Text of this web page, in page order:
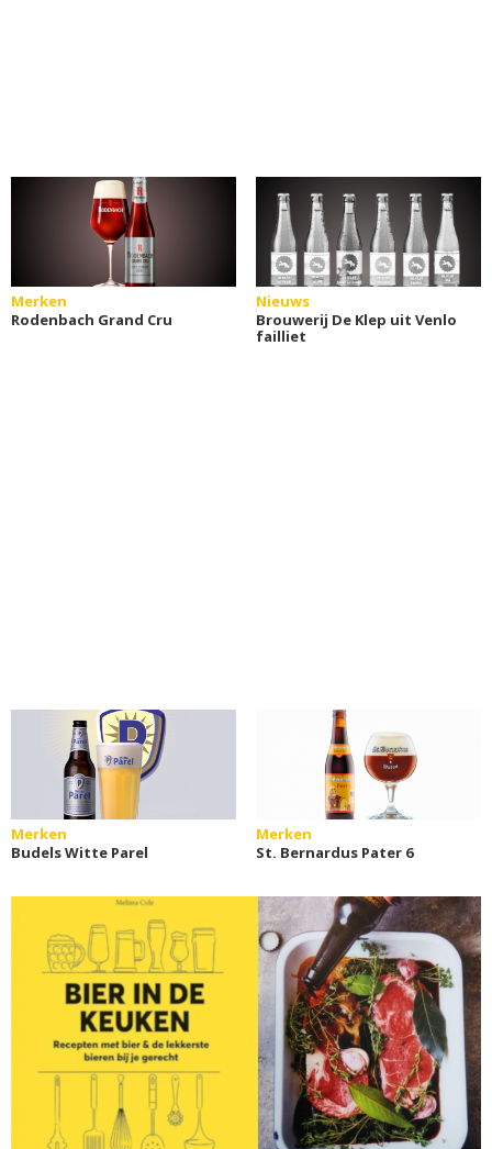
Merken
Rodenbach Grand Cru
Nieuws
Brouwerij De Klep uit Venlo
failliet
Merken
Budels Witte Parel
Merken
St. Bernardus Pater 6